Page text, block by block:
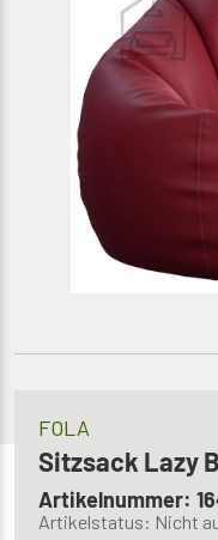
FOLA
Sitzsack Lazy
Artikelnummer:
Artikelstatus: Nicht